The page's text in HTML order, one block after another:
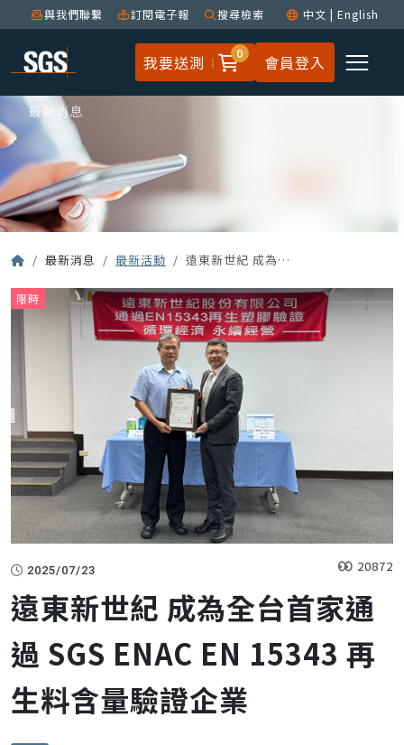
與我們聯繫 訂閱電子報 搜尋檢索 中文 | English
我要送測 0 會員登入
最新消息
最新消息 最新活動 遠東新世紀 成為全台首家通過 SGS ENAC EN 15343 再生料含量驗證企業
限時
2025/07/23 20872
遠東新世紀 成為全台首家通
過 SGS ENAC EN 15343 再
生料含量驗證企業